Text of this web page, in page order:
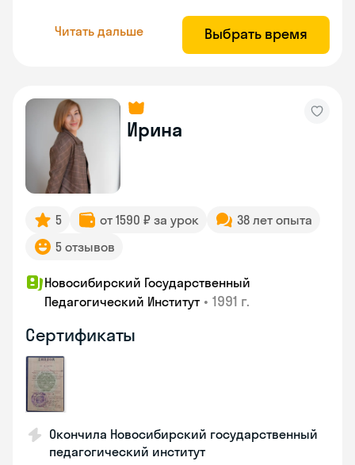
Читать дальше Выбрать время
Ирина
5 от 1590 ₽ за урок
38 лет опыта
5 отзывов
Новосибирский Государственный
Педагогический Институт • 1991 г.
Сертификаты
Окончила Новосибирский государственный
педагогический институт